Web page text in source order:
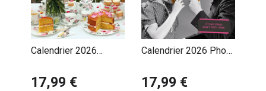
Calendrier 2026
Gourmands
17,99 €
Calendrier 2026 Photo
17,99 €